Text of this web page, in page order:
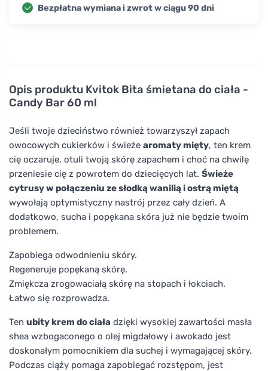
Opis produktu Kvitok Bita śmietana do ciała -
Candy Bar 60 ml
Jeśli twoje dzieciństwo również towarzyszył zapach
owocowych cukierków i świeże aromaty mięty, ten krem
cię oczaruje, otuli twoją skórę zapachem i choć na chwilę
przeniesie cię z powrotem do dziecięcych lat. Świeże
cytrusy w połączeniu ze słodką wanilią i ostrą miętą
wywołają optymistyczny nastrój przez cały dzień. A
dodatkowo, sucha i popękana skóra już nie będzie twoim
problemem.
Zapobiega odwodnieniu skóry.
Regeneruje popękaną skórę.
Zmiękcza zrogowaciałą skórę na stopach i łokciach.
Łatwo się rozprowadza.
Ten ubity krem do ciała dzięki wysokiej zawartości masła
shea wzbogaconego o olej migdałowy i awokado jest
doskonałym pomocnikiem dla suchej i wymagającej skóry.
Podczas ciąży pomaga zapobiegać rozstępom, jest
Bezpłatna wymiana i zwrot w ciągu 90 dni